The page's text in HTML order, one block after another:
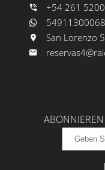
+54 261
San Lorenzo
ABONNIEREN